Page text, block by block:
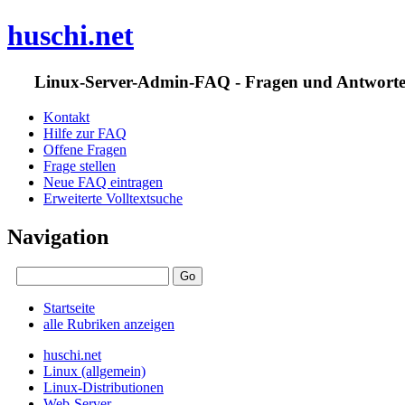
huschi.net
Linux-Server-Admin-FAQ - Fragen und
Kontakt
Hilfe zur FAQ
Offene Fragen
Frage stellen
Neue FAQ eintragen
Erweiterte Volltextsuche
Navigation
Startseite
alle Rubriken anzeigen
huschi.net
Linux (allgemein)
Linux-Distributionen